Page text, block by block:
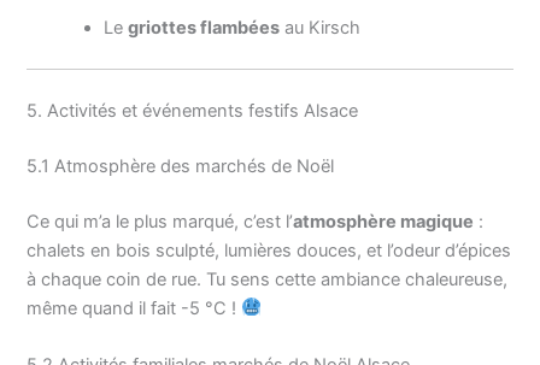
Legriottes flambées au Kirsch
5. Activités et événements festifs Alsace
5.1 Atmosphère des marchés de Noël
Ce qui m’a le plus marqué, c’est l’atmosphère magique :
chalets en bois sculpté, lumières douces, et l’odeur d’épices
à chaque coin de rue. Tu sens cette ambiance chaleureuse,
même quand il fait -5 °C !